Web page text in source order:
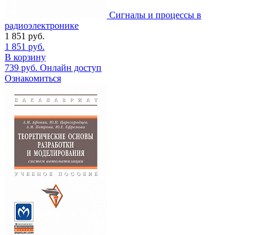
Сигналы и процессы в
радиоэлектронике
1 851 руб.
1 851 руб.
В корзину
739 руб. Онлайн доступ
Ознакомиться